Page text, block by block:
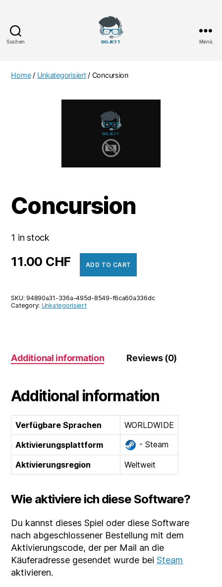
Suchen Menü
Home/ Unkategorisiert/ Concursion
Concursion
1 in stock
11.00 CHF ADD TO CART
SKU: 94890a31-336a-495d-8549-f6ca60a336dc
Category: Unkategorisiert
Additional information Reviews (0)
Additional information
Verfügbare Sprachen
WORLDWIDE
Aktivierungsplattform
- Steam
Aktivierungsregion Weltweit
Wie aktiviere ich diese Software?
Du kannst dieses Spiel oder diese Software
nach abgeschlossener Bestellung mit dem
Aktivierungscode, der per Mail an die
Käuferadresse gesendet wurde beiSteam
aktivieren.